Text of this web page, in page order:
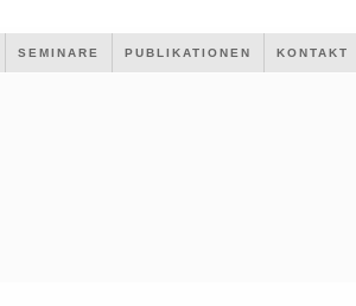
SEMINARE PUBLIKATIONEN KONTAKT